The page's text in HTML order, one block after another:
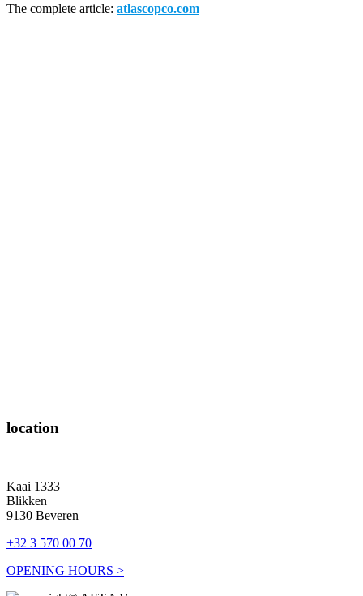
The complete article: atlascopco.com
location
Kaai 1333
Blikken
9130 Beveren
+32 3 570 00 70
OPENING HOURS >